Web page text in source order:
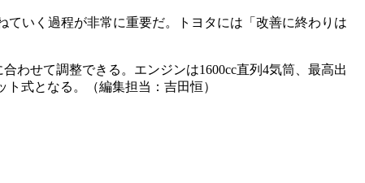
いく過程が非常に重要だ。トヨタには「改善に終わりは
わせて調整できる。エンジンは1600cc直列4気筒、最高出
式となる。（編集担当：吉田恒）